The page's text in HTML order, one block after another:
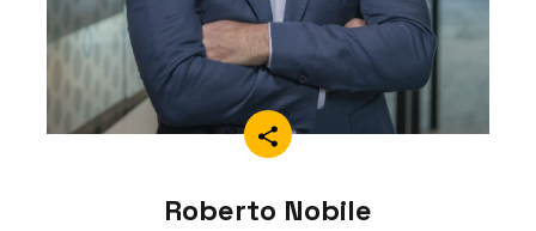
Roberto Nobile